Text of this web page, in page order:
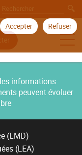
Accepter Refuser
informations
peuvent évoluer
(LMD)
(LEA)